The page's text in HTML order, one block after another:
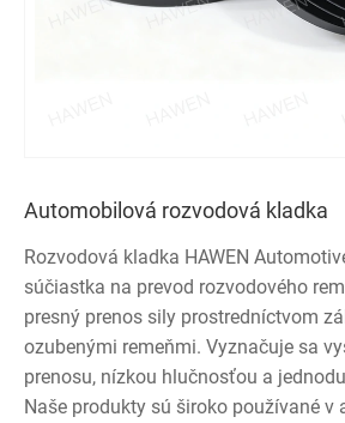
Automobilová rozvodová kladka
Rozvodová kladka HAWEN
súčiastka na prevod rozvodového
presný prenos sily prostredníctvom
ozubenými remeňmi. Vyznačuje sa
prenosu, nízkou hlučnosťou a
Naše produkty sú široko používané v